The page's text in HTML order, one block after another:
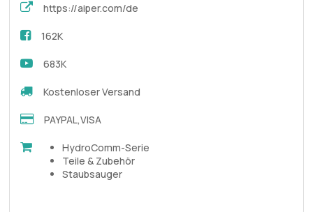
https://aiper.com/de
162K
683K
Kostenloser Versand
PAYPAL,VISA
HydroComm-Serie
Teile & Zubehör
Staubsauger